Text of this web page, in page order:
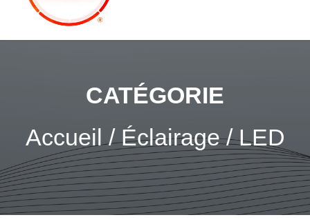
CATÉGORIE
Accueil/Éclairage/ LED